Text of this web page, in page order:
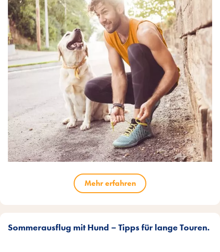
Mehr erfahren
Sommerausflug mit Hund – Tipps für lange Touren.